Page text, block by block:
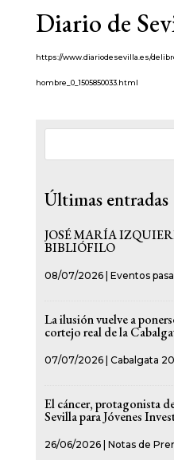
Diario de
https://www.diariodesevilla.es/
hombre_0_1505850033.html
Últimas entradas
JOSÉ MARÍA
BIBLIÓFILO
08/07/2026| Eventos
La ilusión vuelve a
cortejo real de la
07/07/2026| Cabalgata
El cáncer, protagonista
Sevilla para Jóvenes
26/06/2026| Notas de